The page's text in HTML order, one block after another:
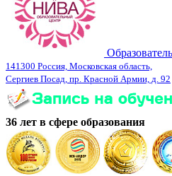
141300 Россия, Московская область,
Сергиев Посад, пр. Красной Армии, д. 92
36 лет в сфере образования